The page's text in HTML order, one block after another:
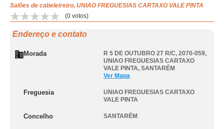
Salões de cabeleireiro, UNIAO FREGUESIAS CARTAXO VALE PINTA
(0 votos)
Endereço e contato
Morada R 5 DE OUTUBRO 27 R/C, 2070-059,
UNIAO FREGUESIAS CARTAXO
VALE PINTA, SANTARÉM
Ver Mapa
Freguesia
UNIAO FREGUESIAS CARTAXO
VALE PINTA
Concelho SANTARÉM